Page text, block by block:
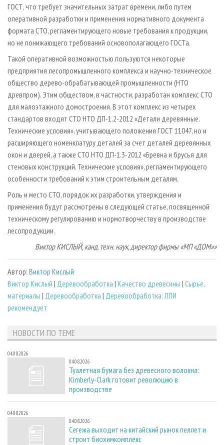
ГОСТ, что требует значительных затрат времени, либо путем
оперативной разработки и применения нормативного документа
формата СТО, регламентирующего новые требования к продукции,
но не понижающего требований основополагающего ГОСТа.
Такой оперативной возможностью пользуются некоторые
предприятия лесопромышленного комплекса и научно­-техническое
общество дерево­-обрабатывающей промышленности (НТО
древпром). Этим обществом, в частности, разработан комплекс СТО
для малоэтажного домостроения. В этот комплекс из четырех
стандартов входят СТО НТО ДП­-1.2­-2012 «Детали деревянные.
Технические условия», учитывающего положения ГОСТ 11047, но и
расширяющего номенклатуру деталей за счет деталей деревянных
окон и дверей, а также СТО НТО ДП­-1.3­-2012 «Бревна и брусья для
стеновых конструкций. Технические условия», регламентирующего
особенности требований к этим строительным деталям.
Роль и место СТО, порядок их разработки, утверждения и
применения будут рассмотрены в следующей статье, посвященной
техническому регулированию и нормотворчеству в производстве
лесопродукции.
Виктор КИСЛЫЙ, канд. техн. наук, директор фирмы «МП «ДОМ»»
Автор: Виктор Кислый
Виктор Кислый | Деревообработка | Качество древесины | Сырье,
материалы | Деревообработка | Деревообработка: ЛПИ
рекомендует
НОВОСТИ ПО ТЕМЕ
04.08.2026
04.08.2026
Туалетная бумага без древесного волокна:
Kimberly-Clark готовит революцию в
производстве
04.08.2026
04.08.2026
Сегежа выходит на китайский рынок пеллет и
строит биохимкомплекс